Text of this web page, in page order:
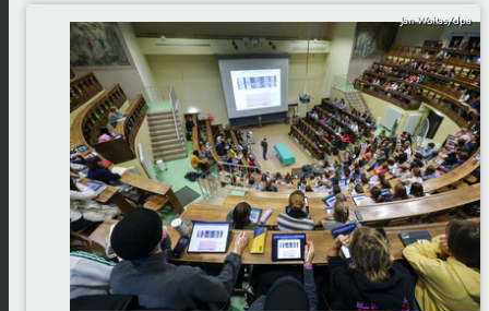
Jan Woitas/dpa